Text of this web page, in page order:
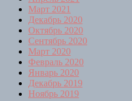
Март 2021
Декабрь 2020
Октябрь 2020
Сентябрь 2020
Март 2020
Февраль 2020
Январь 2020
Декабрь 2019
Ноябрь 2019